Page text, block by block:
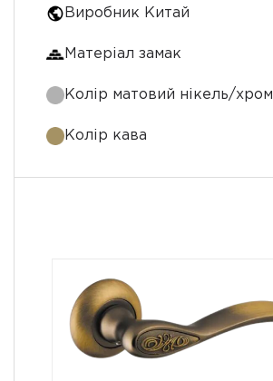
Виробник Китай
Матеріал замак
Колір матовий нікель/хром
Колір кава